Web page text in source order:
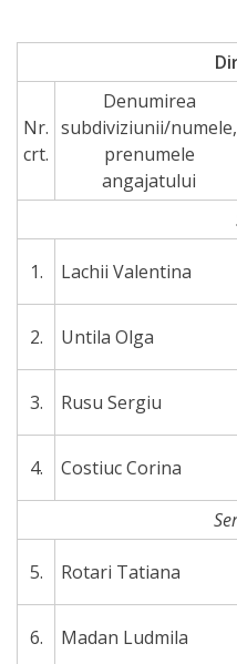
de
ordin
social
Direcția
datorii
şi
angajamente
financiare
Direcţia
venituri
Direcţia
rapoarte
financiare
Nr.
crt.
Denumirea
subdiviziunii/numele,
prenumele
angajatului
1. Lachii Valentina
2. Untila Olga
3. Rusu Sergiu
4. Costiuc Corina
5. Rotari Tatiana
6. Madan Ludmila